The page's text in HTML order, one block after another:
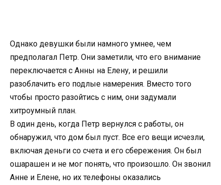
Однако девушки были намного умнее, чем
предполагал Петр. Они заметили, что его внимание
переключается с Анны на Елену, и решили
разоблачить его подлые намерения. Вместо того
чтобы просто разойтись с ним, они задумали
хитроумный план.
В один день, когда Петр вернулся с работы, он
обнаружил, что дом был пуст. Все его вещи исчезли,
включая деньги со счета и его сбережения. Он был
ошарашен и не мог понять, что произошло. Он звонил
Анне и Елене, но их телефоны оказались